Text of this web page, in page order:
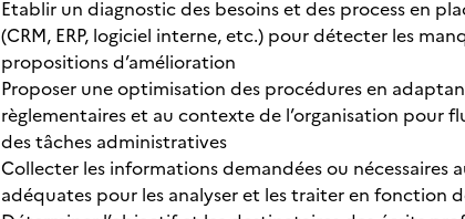
Etablir un diagnostic des besoins et des process en
(CRM, ERP, logiciel interne, etc.) pour détecter les
propositions d’amélioration
Proposer une optimisation des procédures en
règlementaires et au contexte de l’organisation pour
des tâches administratives
Collecter les informations demandées ou
adéquates pour les analyser et les traiter en fonction